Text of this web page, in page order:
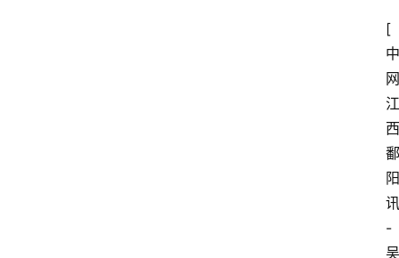
[
中
网
江
西
鄱
阳
讯
-
吴